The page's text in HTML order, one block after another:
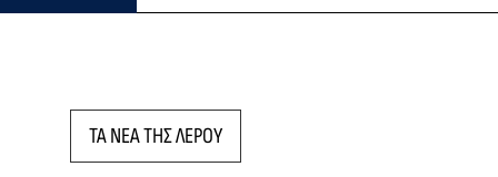
ΤΑ ΝΕΑ ΤΗΣ ΛΕΡΟΥ